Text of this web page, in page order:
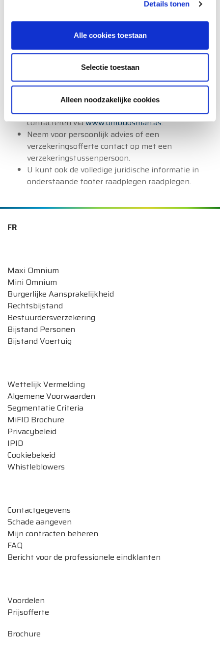
Details tonen
Alle cookies toestaan
Selectie toestaan
Alleen noodzakelijke cookies
afdeling Klachtenmanagement
De gegevens van de dienst Klachtenmanagement
post: Klachtenmanagement van P&V,
Koningsstraat 151, 1210 Brussel
U kunt de Ombudsman van de Verzekeringen
contacteren viawww.ombudsman.as.
Neem voor persoonlijk advies of een
verzekeringsofferte contact op met een
verzekeringstussenpersoon.
U kunt ook de volledige juridische informatie in
onderstaande footer raadplegen raadplegen.
FR
Maxi Omnium
Mini Omnium
Burgerlijke Aansprakelijkheid
Rechtsbijstand
Bestuurdersverzekering
Bijstand Personen
Bijstand Voertuig
Wettelijk Vermelding
Algemene Voorwaarden
Segmentatie Criteria
MiFID Brochure
Privacybeleid
IPID
Cookiebekeid
Whistleblowers
Contactgegevens
Schade aangeven
Mijn contracten beheren
FAQ
Bericht voor de professionele eindklanten
Voordelen
Prijsofferte
Brochure